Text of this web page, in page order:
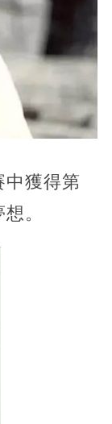
中獲得第
。